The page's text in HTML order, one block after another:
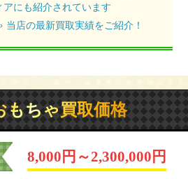
アにも紹介されています
当店の最新買取実績をご紹介！
もちゃ買取価格
8,000円～2,300,000円